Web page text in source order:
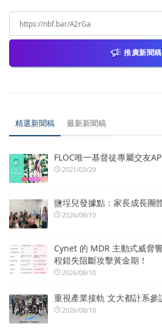
推廣新聞稿
精選新聞稿 最新新聞稿
FLOC唯一基督徒專屬交友
2021/03/29
鹽埕兒發據點：家長成長團
2026/08/10
Cynet 的 MDR 主動式威脅
程錯失阻斷攻擊黃金期！
2026/08/10
重視產業接軌 文大都計系
2026/08/10